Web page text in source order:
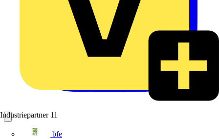
Industriepartner 11
bfe